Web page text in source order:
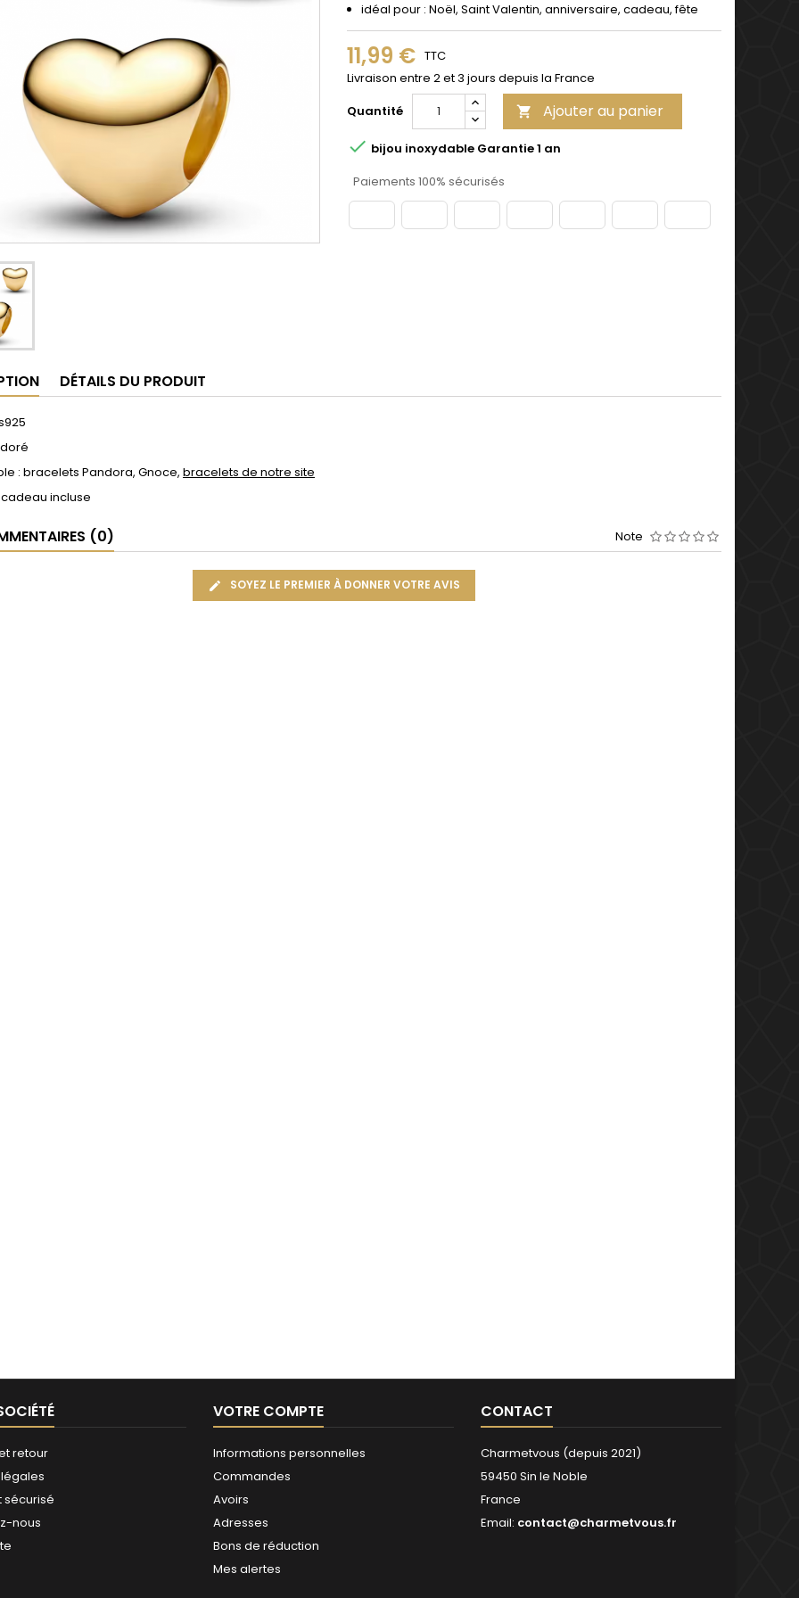
idéal pour : Noël, Saint Valentin, anniversaire, cadeau, fête
11,99 € TTC
Livraison entre 2 et 3 jours depuis la France
Quantité
 Ajouter au panier
 bijou inoxydable Garantie 1 an
Paiements 100% sécurisés
DÉTAILS DU PRODUIT
: bracelets Pandora, Gnoce, bracelets de notre site
incluse
(0) Note
SOYEZ LE PREMIER À DONNER VOTRE AVIS
retour
sécurisé
nous
VOTRE COMPTE
Informations personnelles
Commandes
Avoirs
Adresses
Bons de réduction
Mes alertes
CONTACT
Charmetvous (depuis 2021)
59450 Sin le Noble
France
Email: contact@charmetvous.fr